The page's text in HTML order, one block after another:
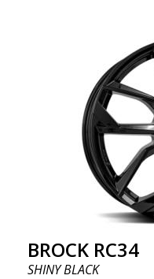
BROCK RC34
SHINY BLACK